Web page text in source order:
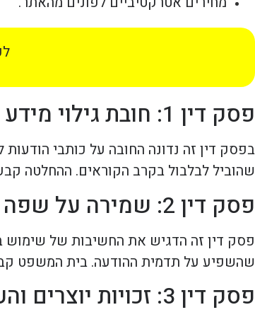
פסק דין 1: חובת גילוי מידע
בפסק דין זה נדונה החובה על כותבי
שהוביל לבלבול בקרב הקוראים. ההחלטה
פסק דין 2: שמירה על שפה נאותה
פסק דין זה הדגיש את החשיבות של שימוש
שהשפיע על תדמית ההודעה. בית המשפט
פסק דין 3: זכויות יוצרים והעתקה